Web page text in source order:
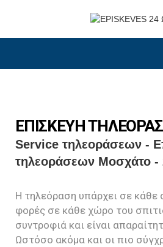
ΕΠΙΣΚΕΥΗ
Service τηλεοράσεων -
τηλεοράσεων Μοσχάτο -
Η τηλεόραση υπάρχει σε κάθε
φορές σε κάθε χώρο του
συντροφιά και είναι
Ωστόσο ακόμα και οι πιο